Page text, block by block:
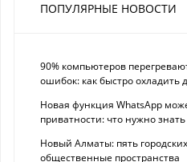
ПОПУЛЯРНЫЕ НОВОСТИ
90% компьютеров
ошибок: как быстро
Новая функция WhatsApp
приватности: что нужно
Новый Алматы: пять
общественные пространства